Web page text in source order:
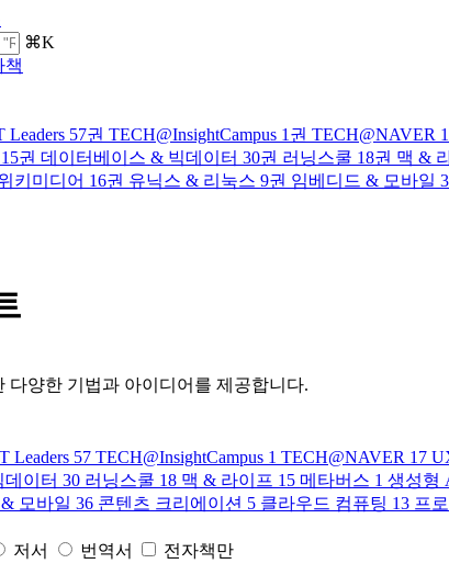
⌘K
책
Leaders 57권 TECH@InsightCampus 1권 TECH@NAVER
15권 데이터베이스 & 빅데이터 30권 러닝스쿨 18권 맥 &
키미디어 16권 유닉스 & 리눅스 9권 임베디드 & 모바일
다양한 기법과 아이디어를 제공합니다.
Leaders 57 TECH@InsightCampus 1 TECH@NAVER 17
이터 30 러닝스쿨 18 맥 & 라이프 15 메타버스 1 생성형
모바일 36 콘텐츠 크리에이션 5 클라우드 컴퓨팅 13 프
저서 번역서
전자책만